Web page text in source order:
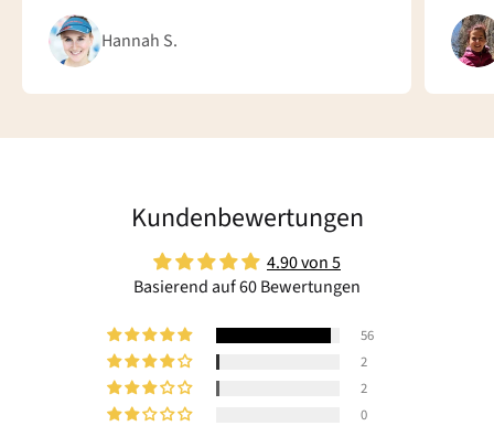
Hannah S.
Kundenbewertungen
4.90 von 5
Basierend auf 60 Bewertungen
56
2
2
0